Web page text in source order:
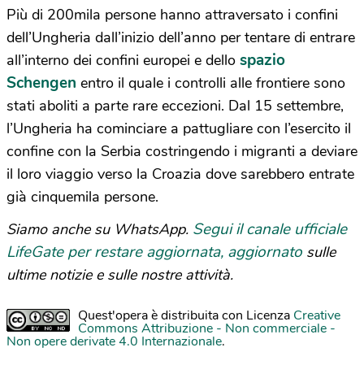
Più di 200mila persone hanno attraversato i confini
dell’Ungheria dall’inizio dell’anno per tentare di entrare
all’interno dei confini europei e dello spazio
Schengen entro il quale i controlli alle frontiere sono
stati aboliti a parte rare eccezioni. Dal 15 settembre,
l’Ungheria ha cominciare a pattugliare con l’esercito il
confine con la Serbia costringendo i migranti a deviare
il loro viaggio verso la Croazia dove sarebbero entrate
già cinquemila persone.
Siamo anche su WhatsApp. Segui il canale ufficiale
LifeGate per restare aggiornata, aggiornato sulle
ultime notizie e sulle nostre attività.
Quest'opera è distribuita con Licenza Creative
Commons Attribuzione - Non commerciale -
Non opere derivate 4.0 Internazionale.